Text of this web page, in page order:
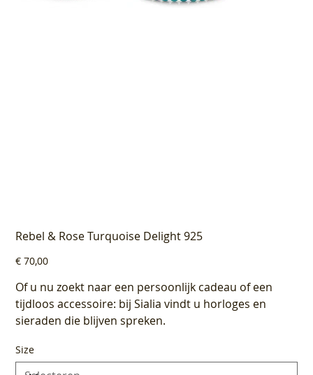
Rebel & Rose Turquoise Delight 925
Prijs
€ 70,00
Of u nu zoekt naar een persoonlijk cadeau of een
tijdloos accessoire: bij Sialia vindt u horloges en
sieraden die blijven spreken.
Size